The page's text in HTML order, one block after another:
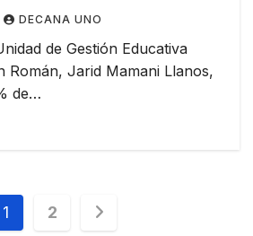
DECANA UNO
de Gestión Educativa
Román, Jarid Mamani Llanos,
de…
1 2